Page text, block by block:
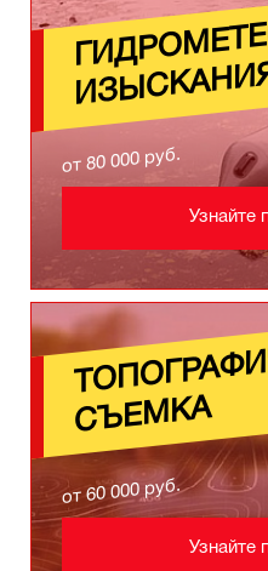
от 80 000 руб.
Узнайте
МКА
от 60 000 руб.
Узнайте